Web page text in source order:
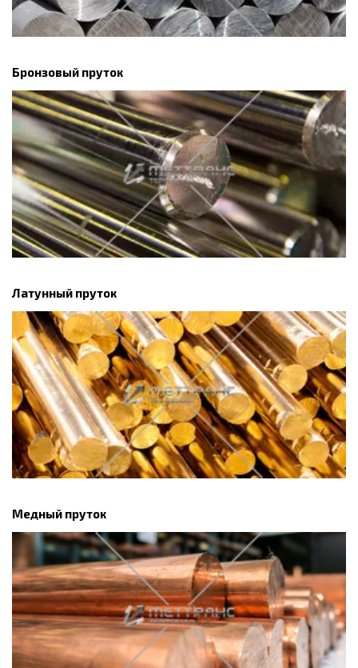
Бронзовый пруток
Латунный пруток
Медный пруток